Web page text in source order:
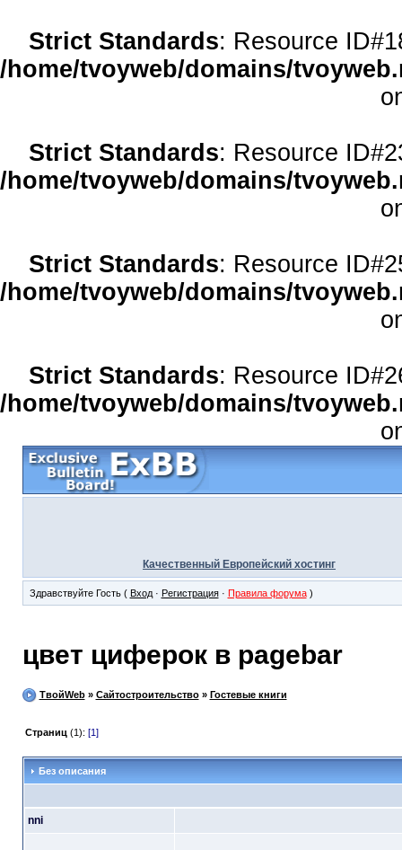
Strict Standards: Resource
/home/tvoyweb/domains/
Strict Standards: Resource
/home/tvoyweb/domains/
Strict Standards: Resource
/home/tvoyweb/domains/
Strict Standards: Resource
/home/tvoyweb/domains/
Качественный Европейский хостинг
Здравствуйте Гость ( Вход· Регистрация· Правила форума)
цвет циферок в pagebar
ТвойWeb» Сайтостроительство» Гостевые книги
Страниц (1): [1]
Без описания
nni